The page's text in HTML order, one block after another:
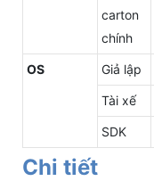
carton
chính
OS Giả lập
Tài xế
SDK
Chi tiết